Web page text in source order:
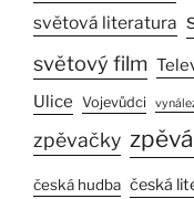
světová literatura
světový film
Ulice Vojevůdci
zpěvačky
česká hudba česká